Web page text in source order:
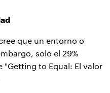
que un entorno o
solo el 29%
to Equal: El valor